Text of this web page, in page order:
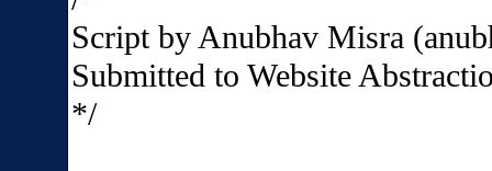
Script by Anubhav Misra
Submitted to Website
*/